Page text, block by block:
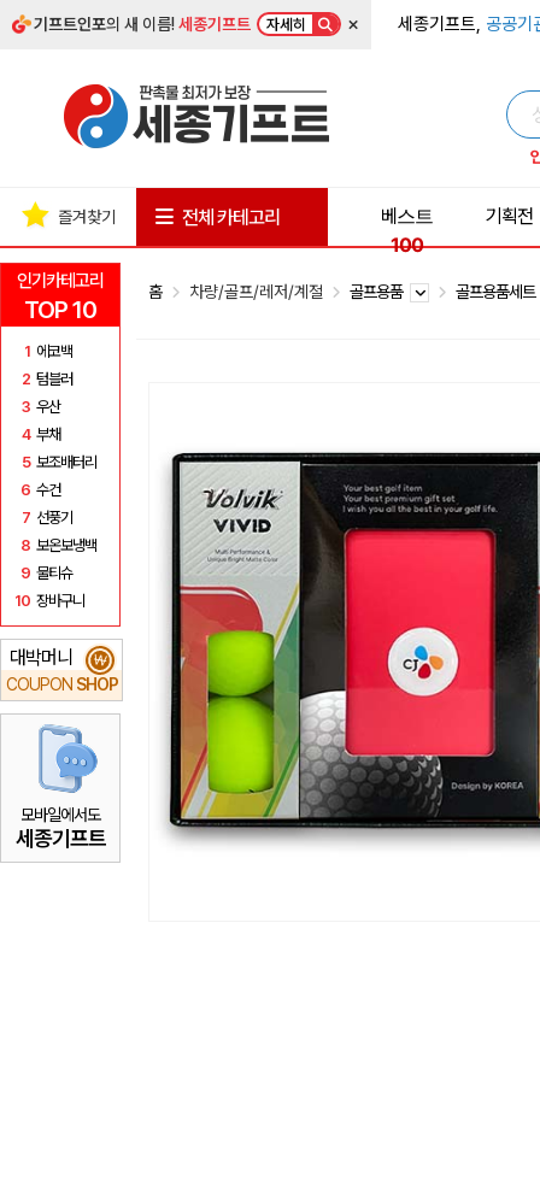
기프트인포의 새 이름!세종기프트 자세히 × 세종기프트, 공공기
인기카테고리
TOP 10
1 에코백
2 텀블러
3 우산
4 부채
5 보조배터리
6 수건
7 선풍기
8 보온보냉백
9 물티슈
10 장바구니
대박머니
COUPON SHOP
₩
모바일에서도
세종기프트
즐겨찾기 전체 카테고리
베스트
100
기획전
홈 차량/골프/레저/계절 골프용품 골프용품세